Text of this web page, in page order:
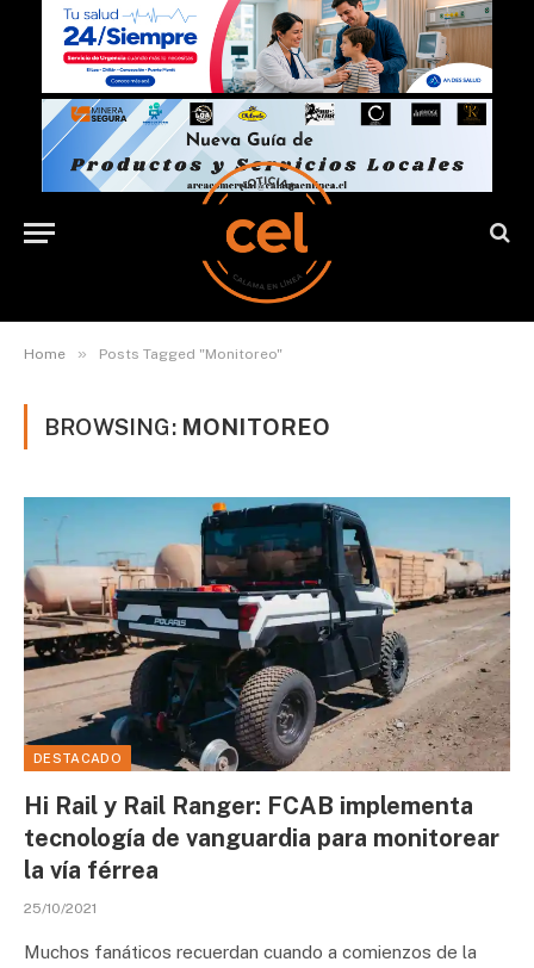
Home » Posts Tagged "Monitoreo"
BROWSING: MONITOREO
DESTACADO
Hi Rail y Rail Ranger: FCAB implementa
tecnología de vanguardia para monitorear
la vía férrea
25/10/2021
Muchos fanáticos recuerdan cuando a comienzos de la